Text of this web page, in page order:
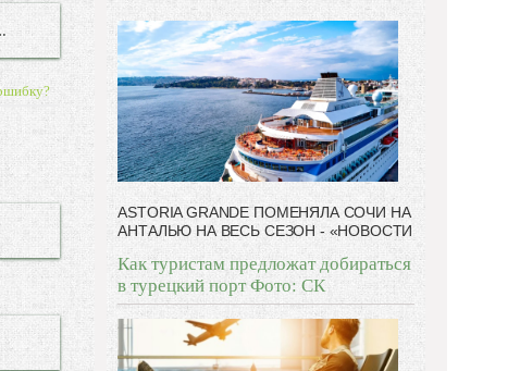
.
-- Люблю давать советы и очень не люблю, когда их
дают мне.
ASTORIA GRANDE ПОМЕНЯЛА СОЧИ НА
АНТАЛЬЮ НА ВЕСЬ СЕЗОН - «НОВОСТИ
Как туристам предложат добираться
в турецкий порт Фото: СК